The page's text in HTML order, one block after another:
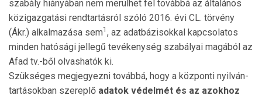
szabály hiányában nem merülhet fel továbbá az általános
közigazgatási rend­tartásról szóló 2016. évi CL. törvény
(Ákr.) alkalmazása sem1 , az adatbázisokkal kapcsolatos
minden hatósági jellegű tevékenység szabályai magából az
Afad tv.-ből olvas­hatók ki.
Szükséges megjegyezni továbbá, hogy a központi nyil­ván­
tartásokban szereplő adatok védelmét és az azokhoz